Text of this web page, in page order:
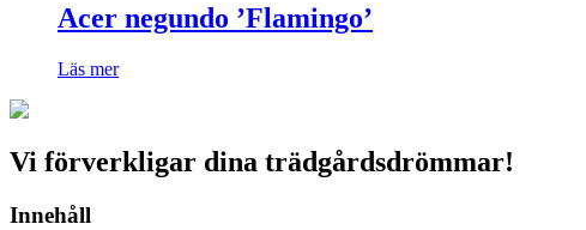
Acer negundo ’Flamingo’
Läs mer
Vi förverkligar dina trädgårdsdrömmar!
Innehåll